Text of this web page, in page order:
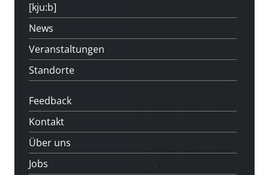
[kju:b]
News
Veranstaltungen
Standorte
Feedback
Kontakt
Über uns
Jobs